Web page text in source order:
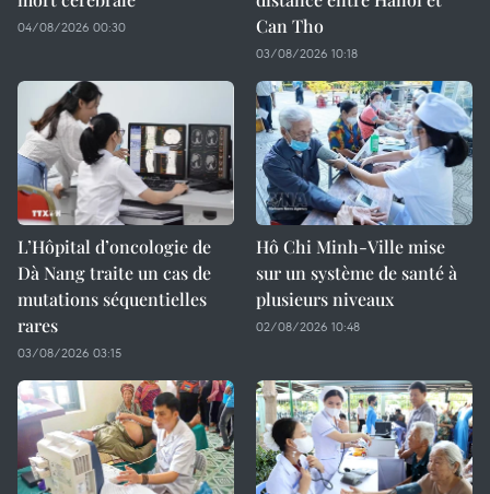
04/08/2026 00:30
Can Tho
03/08/2026 10:18
L’Hôpital d’oncologie de
Dà Nang traite un cas de
mutations séquentielles
rares
03/08/2026 03:15
Hô Chi Minh-Ville mise
sur un système de santé à
plusieurs niveaux
02/08/2026 10:48